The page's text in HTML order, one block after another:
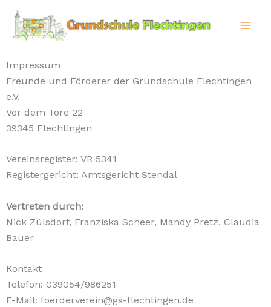
Inhalt
springen
Impressum
Freunde und Förderer der Grundschule Flechtingen
e.V.
Vor dem Tore 22
39345 Flechtingen
Vereinsregister: VR 5341
Registergericht: Amtsgericht Stendal
Vertreten durch:
Nick Zülsdorf, Franziska Scheer, Mandy Pretz, Claudia
Bauer
Kontakt
Telefon: 039054/986251
E-Mail: foerderverein@gs-flechtingen.de